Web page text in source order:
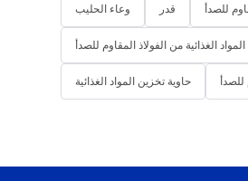
وعاء الحليب قدر للصدأ
الغذائية من الفولاذ المقاوم للصدأ
حاوية تخزين المواد الغذائية للصدأ